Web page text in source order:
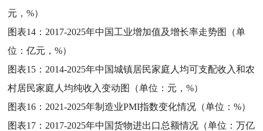
元，%）
图表14： 2017-2025年中国工业增加值及增长率走势图（单
位：亿元，%）
图表15： 2014-2025年中国城镇居民家庭人均可支配收入和农
村居民家庭人均纯收入变动图（单位：元，%）
图表16： 2021-2025年制造业PMI指数变化情况（单位：%）
图表17： 2017-2025年中国货物进出口总额情况（单位：万亿